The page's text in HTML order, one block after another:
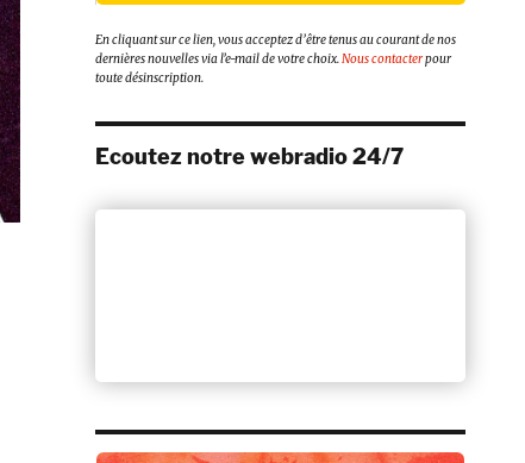
En cliquant sur ce lien, vous acceptez d’être tenus au courant de nos
dernières nouvelles via l’e-mail de votre choix.Nous contacterpour
toute désinscription.
Ecoutez notre webradio 24/7